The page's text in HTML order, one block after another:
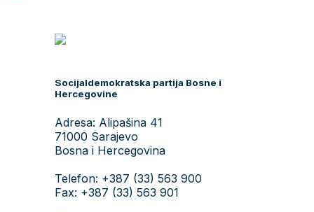
Socijaldemokratska partija Bosne i
Hercegovine
Adresa: Alipašina 41
71000 Sarajevo
Bosna i Hercegovina
Telefon: +387 (33) 563 900
Fax: +387 (33) 563 901